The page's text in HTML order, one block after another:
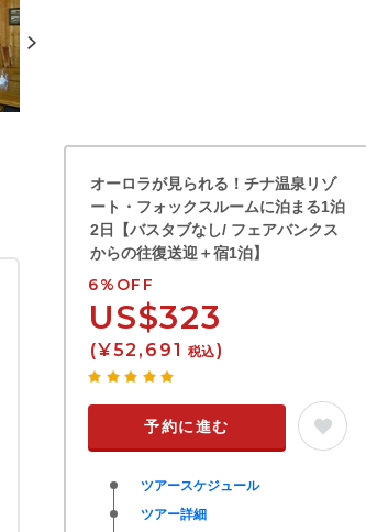
オーロラが見られる！チナ温泉リゾ
ート・フォックスルームに泊まる1泊
2日【バスタブなし/ フェアバンクス
からの往復送迎＋宿1泊】
6%OFF
US$323
(¥52,691 税込)
予約に進む
ツアースケジュール
ツアー詳細